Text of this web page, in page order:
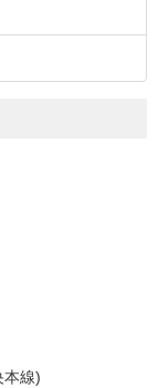
本線)